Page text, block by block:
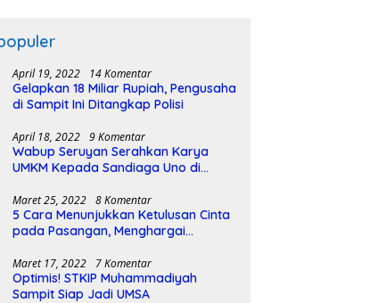
April 19, 2022 14 Komentar
Gelapkan 18 Miliar Rupiah, Pengusaha
di Sampit Ini Ditangkap Polisi
April 18, 2022 9 Komentar
Wabup Seruyan Serahkan Karya
UMKM Kepada Sandiaga Uno di
Maret 25, 2022 8 Komentar
5 Cara Menunjukkan Ketulusan Cinta
pada Pasangan, Menghargai
Maret 17, 2022 7 Komentar
Optimis! STKIP Muhammadiyah
Sampit Siap Jadi UMSA